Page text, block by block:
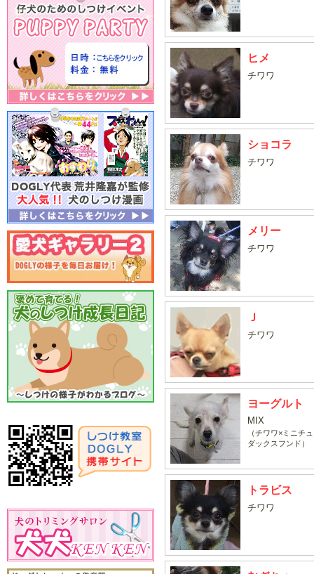
ヒメ
チワワ
ショコラ
チワワ
メリー
チワワ
Ｊ
チワワ
ヨーグルト
MIX
（チワワ×ミニチ
ダックスフンド）
トラビス
チワワ